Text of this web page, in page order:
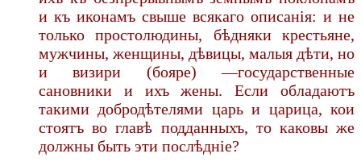
и къ иконамъ свыше всякаго описанія: и не
только простолюдины, бѣдняки крестьяне,
мужчины, женщины, дѣвицы, малыя дѣти, но
и визири (бояре) —государственные
сановники и ихъ жены. Если обладаютъ
такими добродѣтелями царь и царица, кои
стоятъ во главѣ подданныхъ, то каковы же
должны быть эти послѣдніе?